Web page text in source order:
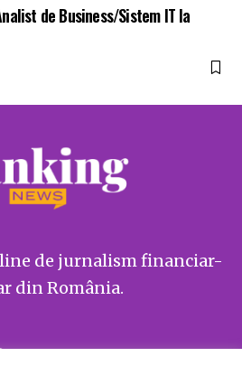
de Business/Sistem IT la
de jurnalism financiar-
din România.